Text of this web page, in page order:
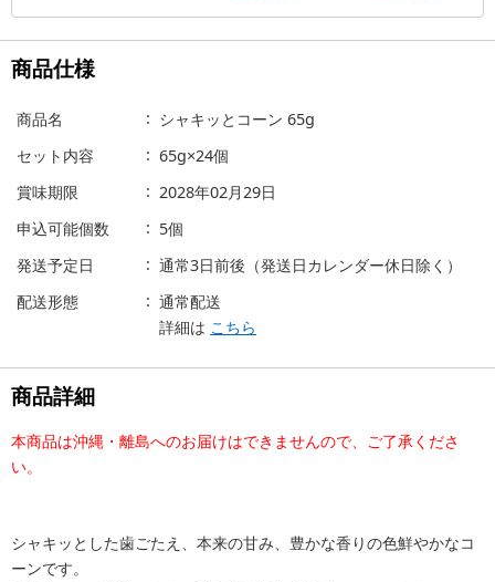
商品仕様
商品名
シャキッとコーン 65g
セット内容
65g×24個
賞味期限
2028年02月29日
申込可能個数
5個
発送予定日
通常3日前後（発送日カレンダー休日除く）
配送形態
通常配送
詳細は こちら
商品詳細
本商品は沖縄・離島へのお届けはできませんので、ご了承くださ
い。
シャキッとした歯ごたえ、本来の甘み、豊かな香りの色鮮やかなコ
ーンです。